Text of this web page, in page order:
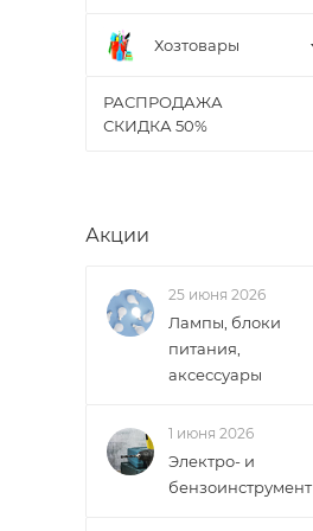
Хозтовары
РАСПРОДАЖА
СКИДКА 50%
Акции
25 июня 2026
Лампы, блоки
питания,
аксессуары
1 июня 2026
Электро- и
бензоинструмент